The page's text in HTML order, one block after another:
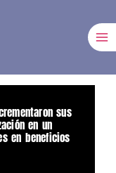
sus
en un
en beneficios